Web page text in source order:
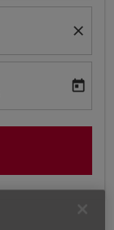
close
date-aria-label
today